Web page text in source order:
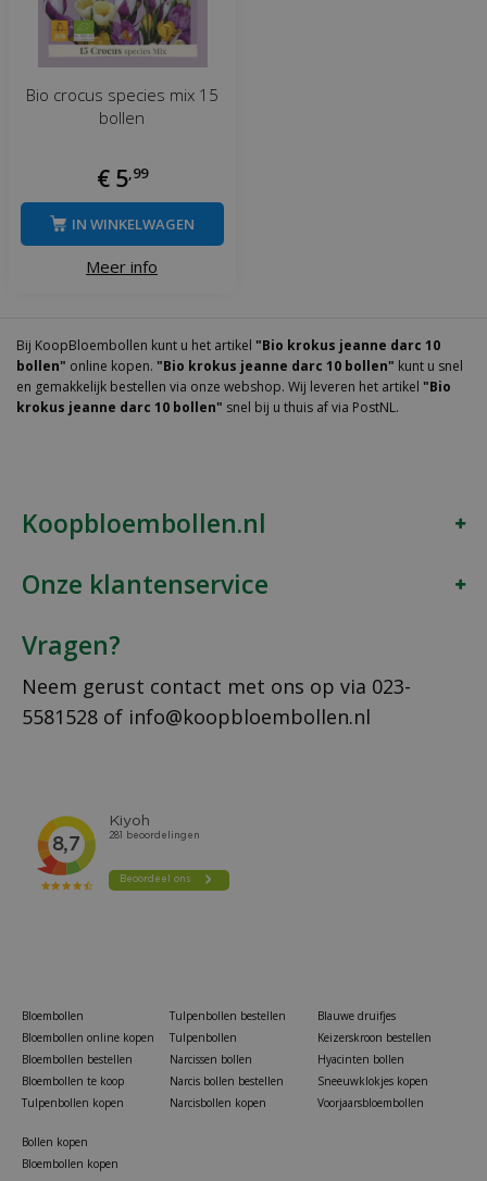
Bio crocus species mix 15
bollen
€ 5,99
Meer info
IN WINKELWAGEN
Bij KoopBloembollen kunt u het artikel "Bio krokus jeanne darc 10
bollen" online kopen. "Bio krokus jeanne darc 10 bollen" kunt u snel
en gemakkelijk bestellen via onze webshop. Wij leveren het artikel "Bio
krokus jeanne darc 10 bollen" snel bij u thuis af via PostNL.
Koopbloembollen.nl
Onze klantenservice
Vragen?
Neem gerust contact met ons op via 023-
5581528 of info@koopbloembollen.nl
Bloembollen
Bloembollen online kopen
Bloembollen bestellen
Bloembollen te koop
Tulpenbollen kopen
Tulpenbollen bestellen
Tulpenbollen
Narcissen bollen
Narcis bollen bestellen
Narcisbollen kopen
Blauwe druifjes
Keizerskroon bestellen
Hyacinten bollen
Sneeuwklokjes kopen
Voorjaarsbloembollen
Bollen kopen
Bloembollen kopen